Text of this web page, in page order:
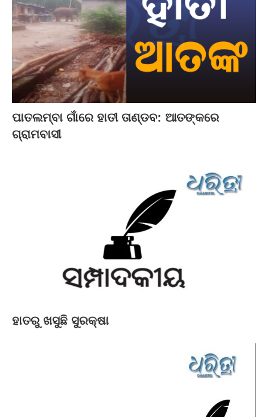
ପାତଲମ୍ବା ଗାଁରେ ହାତୀ ତାଣ୍ଡବ: ଆତଙ୍କରେ
ଗ୍ରାମବାସୀ
ହାତରୁ ଖସୁଛି ସୁରକ୍ଷା